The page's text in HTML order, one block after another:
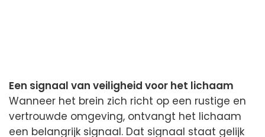
Een signaal van veiligheid voor het lichaam
Wanneer het brein zich richt op een rustige en
vertrouwde omgeving, ontvangt het lichaam
een belangrijk signaal. Dat signaal staat gelijk